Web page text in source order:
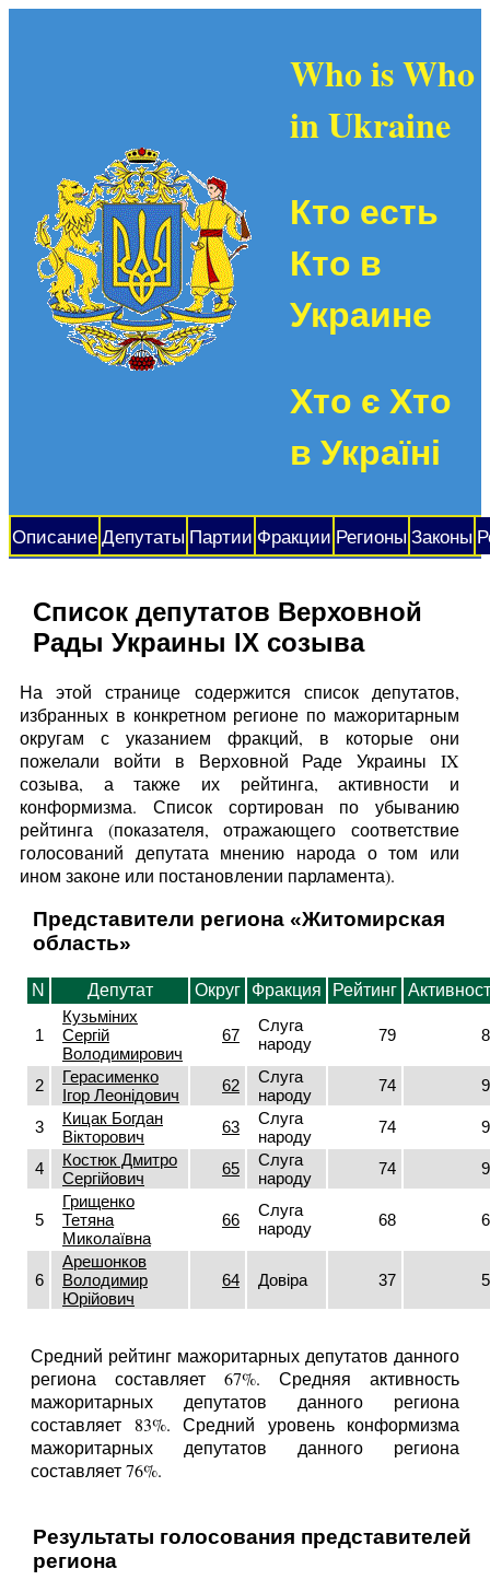
Who is Who
in Ukraine
Кто есть
Кто в
Украине
Хто є Хто
в Україні
Описание Депутаты Партии Фракции Регионы Законы
Список депутатов Верховной
Рады Украины IX созыва
На этой странице содержится список депутатов,
избранных в конкретном регионе по мажоритарным
округам с указанием фракций, в которые они
пожелали войти в Верховной Раде Украины IX
созыва, а также их рейтинга, активности и
конформизма. Список сортирован по убыванию
рейтинга (показателя, отражающего соответствие
голосований депутата мнению народа о том или
ином законе или постановлении парламента).
Представители региона «Житомирская
область»
N Депутат Округ Фракция Рейтинг
1
Кузьміних
Сергій
Володимирович
67
Слуга
народу
79
2
Герасименко
Ігор Леонідович
62
Слуга
народу
74
3
Кицак Богдан
Вікторович
63
Слуга
народу
74
4
Костюк Дмитро
Сергійович
65
Слуга
народу
74
5
Грищенко
Тетяна
Миколаївна
66
Слуга
народу
68
6
Арешонков
Володимир
Юрійович
64 Довіра 37
Средний рейтинг мажоритарных депутатов данного
региона составляет 67%. Средняя активность
мажоритарных депутатов данного региона
составляет 83%. Средний уровень конформизма
мажоритарных депутатов данного региона
составляет 76%.
Результаты голосования представителей
региона